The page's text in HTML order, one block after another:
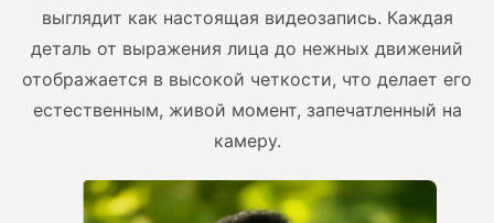
выглядит как настоящая видеозапись. Каждая
деталь от выражения лица до нежных движений
отображается в высокой четкости, что делает его
естественным, живой момент, запечатленный на
камеру.